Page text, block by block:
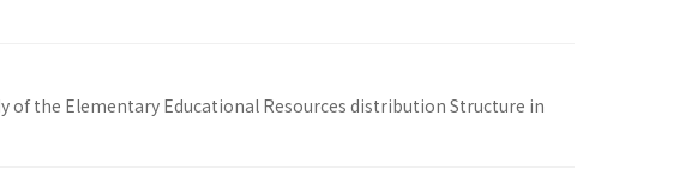
of the Elementary Educational Resources distribution Structure in